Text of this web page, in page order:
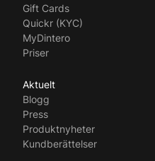
Gift Cards
Quickr (KYC)
MyDintero
Priser
Aktuelt
Blogg
Press
Produktnyheter
Kundberättelser